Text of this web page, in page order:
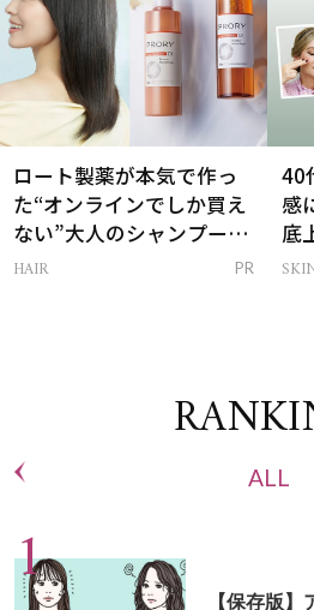
ロート製薬が本気で作っ
た“オンラインでしか買え
ない”大人のシャンプー＆
トリートメントって？
HAIR PR
40
感
底
ム
ALL
【保存版